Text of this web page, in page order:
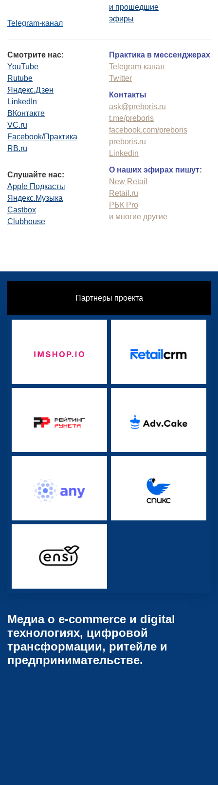
Telegram-канал
и прошедшие
эфиры
Смотрите нас:
YouTube
Rutube
Яндекс.Дзен
LinkedIn
ВКонтакте
VC.ru
Facebook/Практика
RB.ru
Слушайте нас:
Apple Подкасты
Яндекс.Музыка
Castbox
Clubhouse
Практика в мессенджерах
Telegram-канал
Twitter
Контакты
ask@preboris.ru
t.me/preboris
facebook.com/preboris
preboris.ru
Linkedin
О наших эфирах пишут:
New Retail
Retail.ru
РБК Pro
и многие другие
Партнеры проекта
Медиа о e-commerce и digital
технологиях, цифровой
трансформации, ритейле и
предпринимательстве.